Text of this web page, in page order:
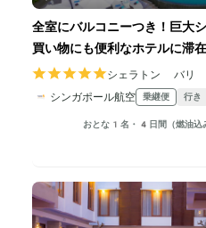
全室にバルコニーつき！巨大
買い物にも便利なホテルに滞在
シェラトン バリ
シンガポール航空
乗継便 行き
おとな1名・4日間（燃油込